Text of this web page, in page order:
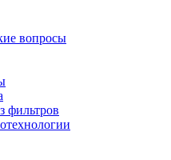
вопросы
фильтров